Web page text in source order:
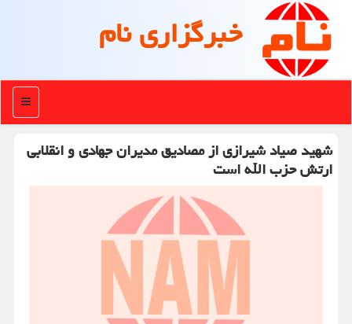
خبرگزاری نام
منو
شهید صیاد شیرازی از مصادیق مدیران جهادی و انقلابی
ارتش حزب الله است